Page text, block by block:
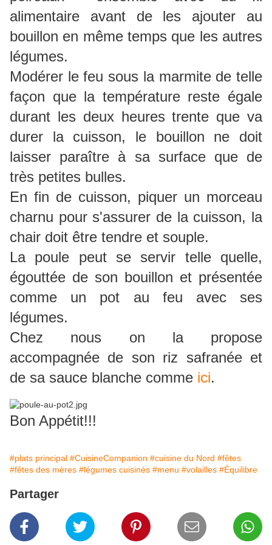
alimentaire avant de les ajouter au
bouillon en même temps que les autres
légumes.
Modérer le feu sous la marmite de telle
façon que la température reste égale
durant les deux heures trente que va
durer la cuisson, le bouillon ne doit
laisser paraître à sa surface que de
très petites bulles.
En fin de cuisson, piquer un morceau
charnu pour s'assurer de la cuisson, la
chair doit être tendre et souple.
La poule peut se servir telle quelle,
égouttée de son bouillon et présentée
comme un pot au feu avec ses
légumes.
Chez nous on la propose
accompagnée de son riz safranée et
de sa sauce blanche comme ici.
Bon Appétit!!!
#plats principal #CuisineCompanion #cuisine du Nord #fêtes
#fêtes des mères #légumes cuisinés #menu #volailles #Équilibre
Partager